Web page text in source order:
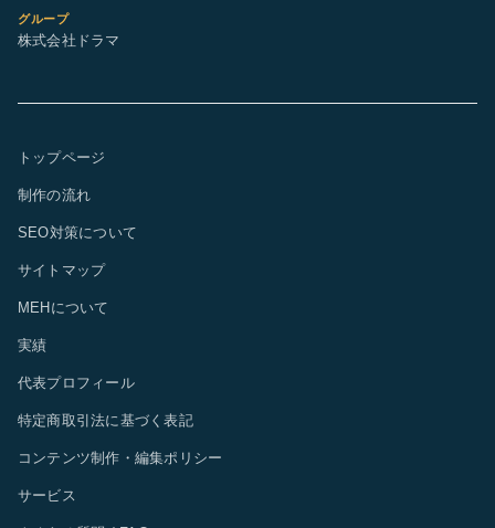
グループ
株式会社ドラマ
トップページ
制作の流れ
SEO対策について
サイトマップ
MEHについて
実績
代表プロフィール
特定商取引法に基づく表記
コンテンツ制作・編集ポリシー
サービス